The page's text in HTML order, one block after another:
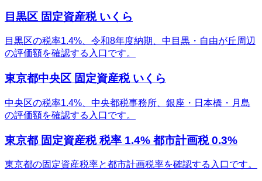
目黒区 固定資産税 いくら
目黒区の税率1.4%、令和8年度納期、中目黒・自由が丘周辺
の評価額を確認する入口です。
東京都中央区 固定資産税 いくら
中央区の税率1.4%、中央都税事務所、銀座・日本橋・月島
の評価額を確認する入口です。
東京都 固定資産税 税率 1.4% 都市計画税 0.3%
東京都の固定資産税率と都市計画税率を確認する入口です。